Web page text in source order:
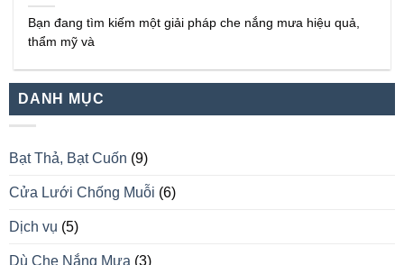
Bạn đang tìm kiếm một giải pháp che nắng mưa hiệu quả,
thẩm mỹ và
DANH MỤC
Bạt Thả, Bạt Cuốn (9)
Cửa Lưới Chống Muỗi (6)
Dịch vụ (5)
Dù Che Nắng Mưa (3)